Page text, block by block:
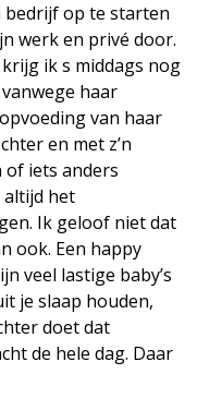
bedrijf op te starten
werk en privé door.
ik s middags nog
haar
van haar
en met z’n
of iets anders
altijd het
Ik geloof niet dat
ook. Een happy
veel lastige baby’s
je slaap houden,
doet dat
de hele dag. Daar